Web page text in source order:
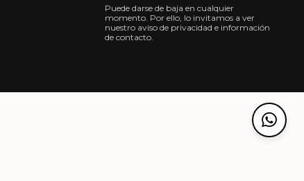
Puede darse de baja en cualquier
momento. Por ello, lo invitamos a ver
nuestro aviso de privacidad e información
de contacto.